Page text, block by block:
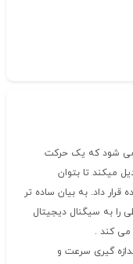
می شود که یک حرکت
میکند تا بتوان
داد. به بیان ساده تر
را به سیگنال دیجیتال
گیری سرعت و